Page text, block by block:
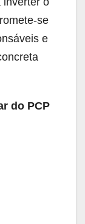
se
e
do PCP